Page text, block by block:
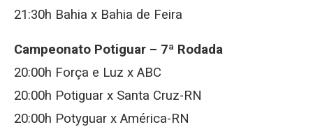
21:30h Bahia x Bahia de Feira
Campeonato Potiguar – 7ª Rodada
20:00h Força e Luz x ABC
20:00h Potiguar x Santa Cruz-RN
20:00h Potyguar x América-RN